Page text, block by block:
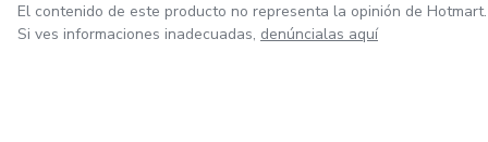
El contenido de este producto no representa la opinión de Hotmart.
Si ves informaciones inadecuadas, denúncialas aquí